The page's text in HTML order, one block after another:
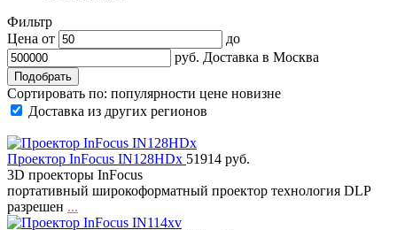
Фильтр
Цена от
до
руб. Доставка в Москва
Сортировать по: популярности цене новизне
Доставка из других регионов
Проектор InFocus IN128HDx 51914 руб.
3D проекторы InFocus
портативный широкоформатный проектор технология DLP
разрешен ...